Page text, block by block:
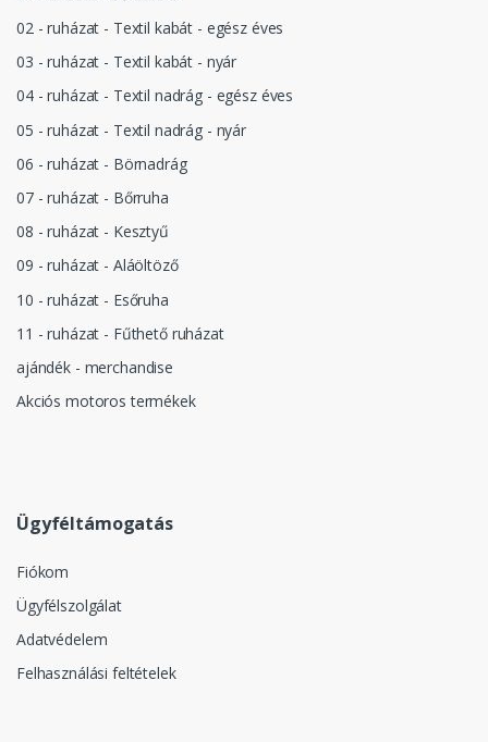
02 - ruházat - Textil kabát - egész éves
03 - ruházat - Textil kabát - nyár
04 - ruházat - Textil nadrág - egész éves
05 - ruházat - Textil nadrág - nyár
06 - ruházat - Börnadrág
07 - ruházat - Bőrruha
08 - ruházat - Kesztyű
09 - ruházat - Aláöltöző
10 - ruházat - Esőruha
11 - ruházat - Fűthető ruházat
ajándék - merchandise
Akciós motoros termékek
Ügyféltámogatás
Fiókom
Ügyfélszolgálat
Adatvédelem
Felhasználási feltételek